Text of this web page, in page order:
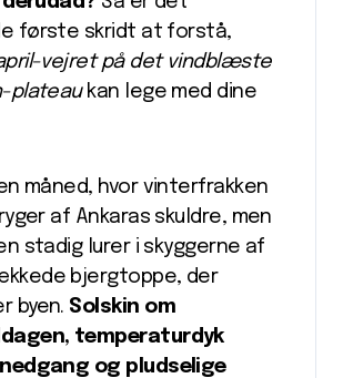
første skridt at forstå,
vejret på det vindblæste
plateaukan lege med dine
måned, hvor vinterfrakken
af Ankaras skuldre, men
stadig lurer i skyggerne af
bjergtoppe, der
byen. Solskin om
temperaturdyk
og pludselige